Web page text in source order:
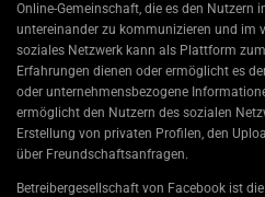
Online-Gemeinschaft, die es den Nutzern
untereinander zu kommunizieren und im
soziales Netzwerk kann als Plattform
Erfahrungen dienen oder ermöglicht es
oder unternehmensbezogene
ermöglicht den Nutzern des sozialen
Erstellung von privaten Profilen, den
über Freundschaftsanfragen.
Betreibergesellschaft von Facebook ist